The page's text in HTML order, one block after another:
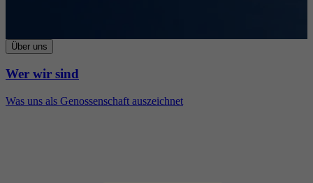
Über uns
Wer wir sind
Was uns als Genossenschaft auszeichnet